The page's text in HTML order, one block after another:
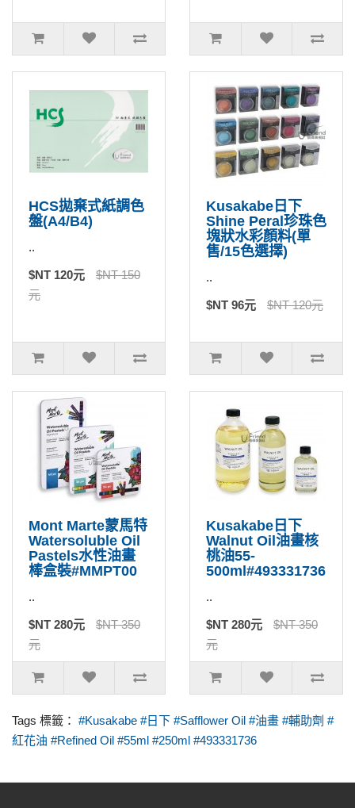
HCS拋棄式紙調色
盤(A4/B4)
..
$NT 120元
$NT 150
元
Kusakabe日下
Shine Peral珍珠色
塊狀水彩顏料(單
售/15色選擇)
..
$NT 96元 $NT 120元
Mont Marte蒙馬特
Watersoluble Oil
Pastels水性油畫
棒盒裝#MMPT00
..
$NT 280元
$NT 350
元
Kusakabe日下
Walnut Oil油畫核
桃油55-
500ml#493331736
..
$NT 280元
$NT 350
元
Tags 標籤： #Kusakabe #日下 #Safflower Oil #油畫 #輔助劑 #
紅花油 #Refined Oil #55ml #250ml #493331736